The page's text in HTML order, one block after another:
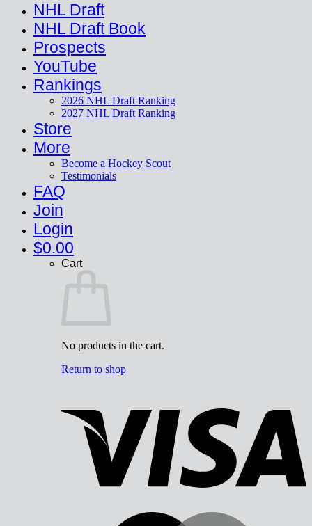
NHL Draft
NHL Draft Book
Prospects
YouTube
Rankings
2026 NHL Draft Ranking
2027 NHL Draft Ranking
Store
More
Become a Hockey Scout
Testimonials
FAQ
Join
Login
$0.00
Cart
No products in the cart.
Return to shop